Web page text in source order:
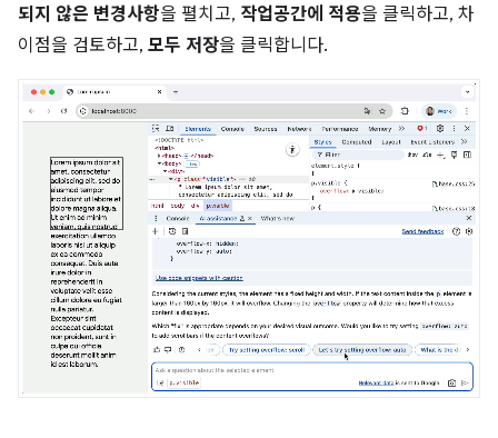
되지 않은 변경사항을 펼치고, 작업공간에 적용을 클릭하고, 차
이점을 검토하고, 모두 저장을 클릭합니다.